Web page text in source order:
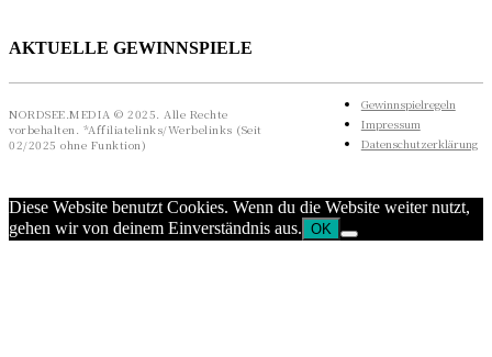
AKTUELLE GEWINNSPIELE
NORDSEE.MEDIA © 2025. Alle Rechte
vorbehalten. *Affiliatelinks/Werbelinks (Seit
02/2025 ohne Funktion)
Gewinnspielregeln
Impressum
Datenschutzerklärung
Diese Website benutzt Cookies. Wenn du die Website weiter nutzt,
gehen wir von deinem Einverständnis aus. OK